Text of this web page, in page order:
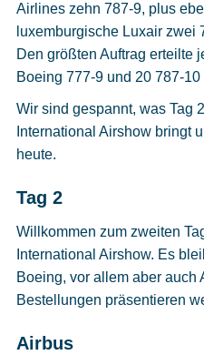
Airlines zehn 787-9, plus
luxemburgische Luxair zwei
Den größten Auftrag erteilte
Boeing 777-9 und 20 787-
Wir sind gespannt, was Tag
International Airshow bringt
heute.
Tag 2
Willkommen zum zweiten
International Airshow. Es
Boeing, vor allem aber auch
Bestellungen präsentieren
Airbus